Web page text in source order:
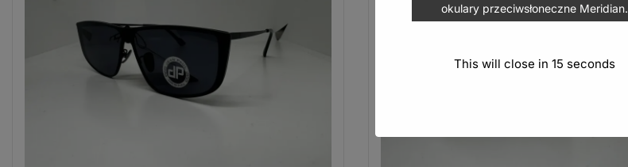
okulary przeciwsłoneczne Meridian.
This will close in 14 seconds